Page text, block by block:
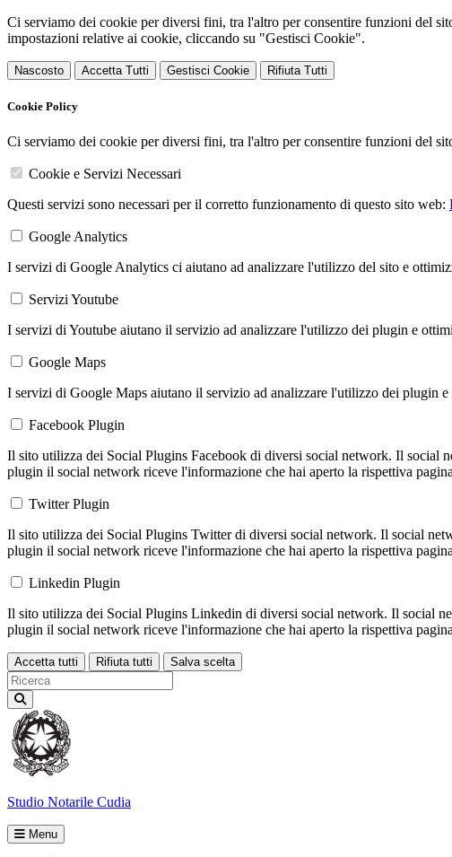
Ci serviamo dei cookie per diversi fini, tra l'altro per consentire funzioni del
impostazioni relative ai cookie, cliccando su "Gestisci Cookie".
Nascosto Accetta Tutti Gestisci Cookie Rifiuta Tutti
Cookie Policy
Ci serviamo dei cookie per diversi fini, tra l'altro per consentire funzioni del
Cookie e Servizi Necessari
Questi servizi sono necessari per il corretto funzionamento di questo sito web:
Google Analytics
I servizi di Google Analytics ci aiutano ad analizzare l'utilizzo del sito e
Servizi Youtube
I servizi di Youtube aiutano il servizio ad analizzare l'utilizzo dei plugin e
Google Maps
I servizi di Google Maps aiutano il servizio ad analizzare l'utilizzo dei plugin
Facebook Plugin
Il sito utilizza dei Social Plugins Facebook di diversi social network. Il social
plugin il social network riceve l'informazione che hai aperto la rispettiva
Twitter Plugin
Il sito utilizza dei Social Plugins Twitter di diversi social network. Il social
plugin il social network riceve l'informazione che hai aperto la rispettiva
Linkedin Plugin
Il sito utilizza dei Social Plugins Linkedin di diversi social network. Il social
plugin il social network riceve l'informazione che hai aperto la rispettiva
Accetta tutti Rifiuta tutti Salva scelta
Loading...
Studio Notarile Cudia
Menu